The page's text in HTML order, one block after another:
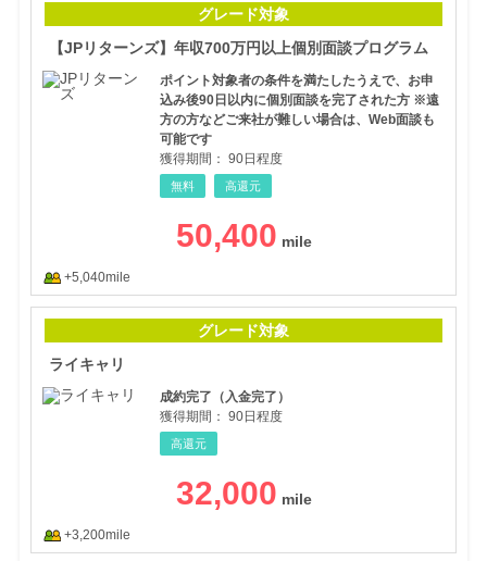
グレード対象
【JPリターンズ】年収700万円以上個別面談プログラム
ポイント対象者の条件を満たしたうえで、お申
込み後90日以内に個別面談を完了された方 ※遠
方の方などご来社が難しい場合は、Web面談も
可能です
獲得期間： 90日程度
無料 高還元
50,400
+5,040mile
グレード対象
ライキャリ
成約完了（入金完了）
獲得期間： 90日程度
高還元
32,000
+3,200mile